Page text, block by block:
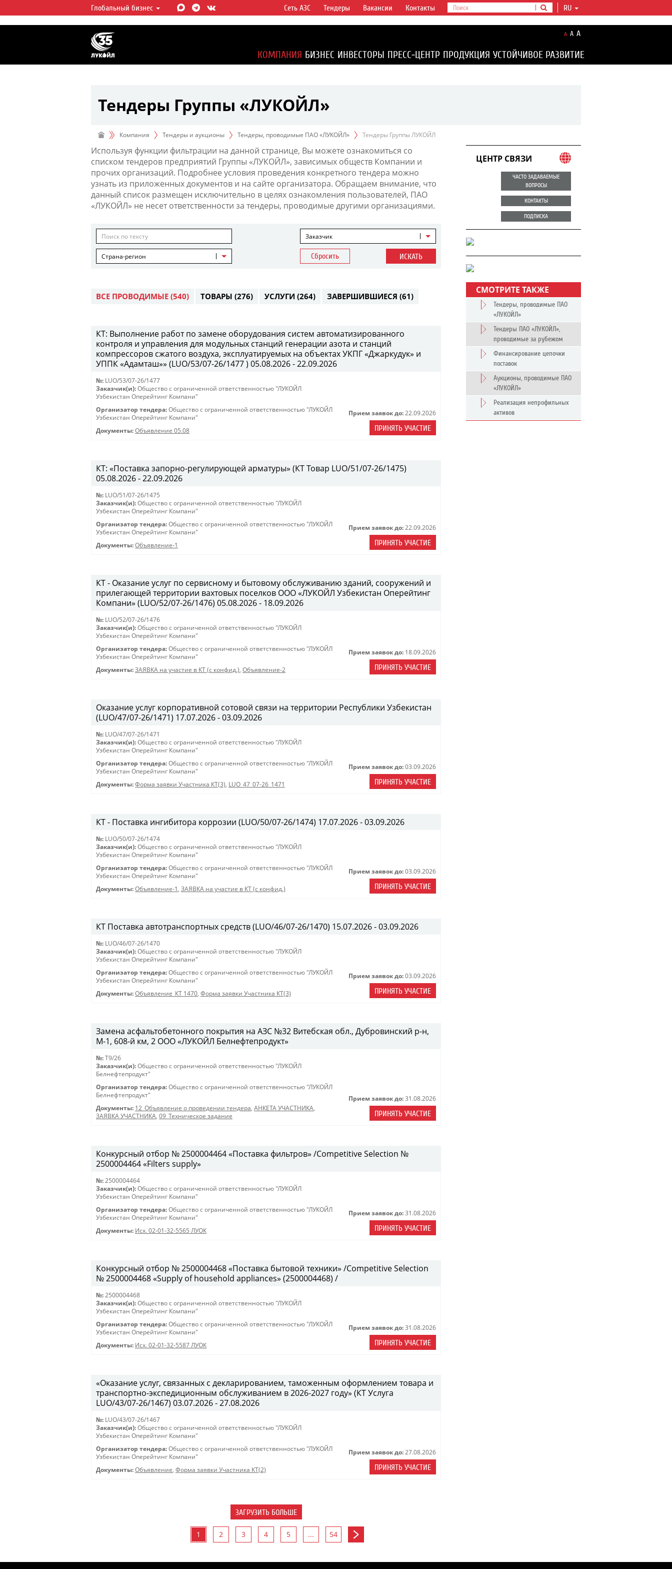
ЛУКОЙЛ СЕГОДНЯ
ЛУКОЙЛ — одна из крупнейших вертикально
интегрированных нефтегазовых компаний в
мире, на долю которой приходится более 2%
мировой добычи нефти и около 1% доказанных
Глобальный бизнес RU
Сеть АЗС Тендеры Вакансии Контакты
A A A
КОМПАНИЯ БИЗНЕС ИНВЕСТОРЫ ПРЕСС-ЦЕНТР ПРОДУКЦИЯ УСТОЙЧИВОЕ РАЗВИТИЕ
Тендеры Группы «ЛУКОЙЛ»
Компания Тендеры и аукционы Тендеры, проводимые ПАО «ЛУКОЙЛ» Тендеры Группы ЛУКОЙЛ
Используя функции фильтрации на данной странице, Вы можете ознакомиться со
списком тендеров предприятий Группы «ЛУКОЙЛ», зависимых обществ Компании и
прочих организаций. Подробнее условия проведения конкретного тендера можно
узнать из приложенных документов и на сайте организатора. Обращаем внимание, что
данный список размещен исключительно в целях ознакомления пользователей, ПАО
«ЛУКОЙЛ» не несет ответственности за тендеры, проводимые другими организациями.
Заказчик
Страна-регион Сбросить ИСКАТЬ
ВСЕ ПРОВОДИМЫЕ (540) ТОВАРЫ (276) УСЛУГИ (264) ЗАВЕРШИВШИЕСЯ (61)
КТ: Выполнение работ по замене оборудования систем автоматизированного
контроля и управления для модульных станций генерации азота и станций
компрессоров сжатого воздуха, эксплуатируемых на объектах УКПГ «Джаркудук» и
УППК «Адамташ»» (LUO/53/07-26/1477 ) 05.08.2026 - 22.09.2026
№: LUO/53/07-26/1477
Заказчик(и): Общество с ограниченной ответственностью "ЛУКОЙЛ
Узбекистан Оперейтинг Компани"
Организатор тендера: Общество с ограниченной ответственностью "ЛУКОЙЛ
Узбекистан Оперейтинг Компани"
Документы: Объявление 05.08
Прием заявок до: 22.09.2026
ПРИНЯТЬ УЧАСТИЕ
КТ: «Поставка запорно-регулирующей арматуры» (КТ Товар LUO/51/07-26/1475)
05.08.2026 - 22.09.2026
№: LUO/51/07-26/1475
Заказчик(и): Общество с ограниченной ответственностью "ЛУКОЙЛ
Узбекистан Оперейтинг Компани"
Организатор тендера: Общество с ограниченной ответственностью "ЛУКОЙЛ
Узбекистан Оперейтинг Компани"
Документы: Объявление-1
Прием заявок до: 22.09.2026
ПРИНЯТЬ УЧАСТИЕ
КТ - Оказание услуг по сервисному и бытовому обслуживанию зданий, сооружений и
прилегающей территории вахтовых поселков ООО «ЛУКОЙЛ Узбекистан Оперейтинг
Компани» (LUO/52/07-26/1476) 05.08.2026 - 18.09.2026
№: LUO/52/07-26/1476
Заказчик(и): Общество с ограниченной ответственностью "ЛУКОЙЛ
Узбекистан Оперейтинг Компани"
Организатор тендера: Общество с ограниченной ответственностью "ЛУКОЙЛ
Узбекистан Оперейтинг Компани"
Документы: ЗАЯВКА на участие в КТ (с конфид.), Объявление-2
Прием заявок до: 18.09.2026
ПРИНЯТЬ УЧАСТИЕ
Оказание услуг корпоративной сотовой связи на территории Республики Узбекистан
(LUO/47/07-26/1471) 17.07.2026 - 03.09.2026
№: LUO/47/07-26/1471
Заказчик(и): Общество с ограниченной ответственностью "ЛУКОЙЛ
Узбекистан Оперейтинг Компани"
Организатор тендера: Общество с ограниченной ответственностью "ЛУКОЙЛ
Узбекистан Оперейтинг Компани"
Документы: Форма заявки Участника КТ(3), LUO_47_07-26_1471
Прием заявок до: 03.09.2026
ПРИНЯТЬ УЧАСТИЕ
КТ - Поставка ингибитора коррозии (LUO/50/07-26/1474) 17.07.2026 - 03.09.2026
№: LUO/50/07-26/1474
Заказчик(и): Общество с ограниченной ответственностью "ЛУКОЙЛ
Узбекистан Оперейтинг Компани"
Организатор тендера: Общество с ограниченной ответственностью "ЛУКОЙЛ
Узбекистан Оперейтинг Компани"
Документы: Объявление-1 , ЗАЯВКА на участие в КТ (с конфид.)
Прием заявок до: 03.09.2026
ПРИНЯТЬ УЧАСТИЕ
КТ Поставка автотранспортных средств (LUO/46/07-26/1470) 15.07.2026 - 03.09.2026
№: LUO/46/07-26/1470
Заказчик(и): Общество с ограниченной ответственностью "ЛУКОЙЛ
Узбекистан Оперейтинг Компани"
Организатор тендера: Общество с ограниченной ответственностью "ЛУКОЙЛ
Узбекистан Оперейтинг Компани"
Документы: Объявление_КТ 1470, Форма заявки Участника КТ(3)
Прием заявок до: 03.09.2026
ПРИНЯТЬ УЧАСТИЕ
Замена асфальтобетонного покрытия на АЗС №32 Витебская обл., Дубровинский р-н,
М-1, 608-й км, 2 ООО «ЛУКОЙЛ Белнефтепродукт»
№: T9/26
Заказчик(и): Общество с ограниченной ответственностью "ЛУКОЙЛ
Белнефтепродукт"
Организатор тендера: Общество с ограниченной ответственностью "ЛУКОЙЛ
Белнефтепродукт"
Документы: 12_Объявление о проведении тендера, АНКЕТА УЧАСТНИКА,
ЗАЯВКА УЧАСТНИКА, 09_Техническое задание
Прием заявок до: 31.08.2026
ПРИНЯТЬ УЧАСТИЕ
Конкурсный отбор № 2500004464 «Поставка фильтров» /Competitive Selection №
2500004464 «Filters supply»
№: 2500004464
Заказчик(и): Общество с ограниченной ответственностью "ЛУКОЙЛ
Узбекистан Оперейтинг Компани"
Организатор тендера: Общество с ограниченной ответственностью "ЛУКОЙЛ
Узбекистан Оперейтинг Компани"
Документы: Исх. 02-01-32-5565 ЛУОК
Прием заявок до: 31.08.2026
ПРИНЯТЬ УЧАСТИЕ
Конкурсный отбор № 2500004468 «Поставка бытовой техники» /Competitive Selection
№ 2500004468 «Supply of household appliances» (2500004468) /
№: 2500004468
Заказчик(и): Общество с ограниченной ответственностью "ЛУКОЙЛ
Узбекистан Оперейтинг Компани"
Организатор тендера: Общество с ограниченной ответственностью "ЛУКОЙЛ
Узбекистан Оперейтинг Компани"
Документы: Исх. 02-01-32-5587 ЛУОК
Прием заявок до: 31.08.2026
ПРИНЯТЬ УЧАСТИЕ
«Оказание услуг, связанных с декларированием, таможенным оформлением товара и
транспортно-экспедиционным обслуживанием в 2026-2027 году» (КТ Услуга
LUO/43/07-26/1467) 03.07.2026 - 27.08.2026
№: LUO/43/07-26/1467
Заказчик(и): Общество с ограниченной ответственностью "ЛУКОЙЛ
Узбекистан Оперейтинг Компани"
Организатор тендера: Общество с ограниченной ответственностью "ЛУКОЙЛ
Узбекистан Оперейтинг Компани"
Документы: Объявление, Форма заявки Участника КТ(2)
Прием заявок до: 27.08.2026
ПРИНЯТЬ УЧАСТИЕ
ЗАГРУЗИТЬ БОЛЬШЕ
1 2 3 4 5 ... 54
ЦЕНТР СВЯЗИ
ЧАСТО ЗАДАВАЕМЫЕ
ВОПРОСЫ
КОНТАКТЫ
ПОДПИСКА
СМОТРИТЕ ТАКЖЕ
Тендеры, проводимые ПАО
«ЛУКОЙЛ»
Тендеры ПАО «ЛУКОЙЛ»,
проводимые за рубежом
Финансирование цепочки
поставок
Аукционы, проводимые ПАО
«ЛУКОЙЛ»
Реализация непрофильных
активов